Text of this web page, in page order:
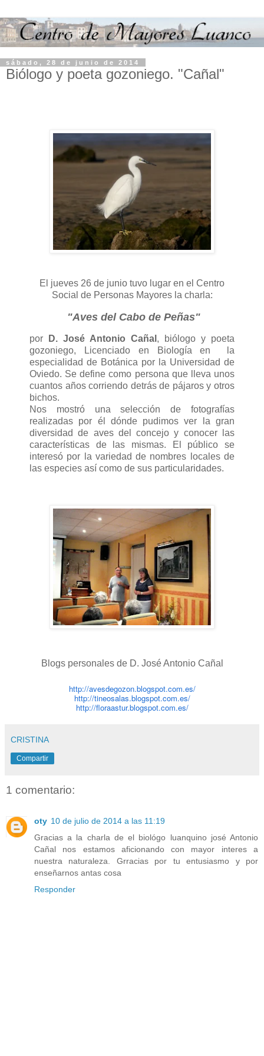
sábado, 28 de junio de 2014
Biólogo y poeta gozoniego. "Cañal"
El jueves 26 de junio tuvo lugar en el Centro
Social de Personas Mayores la charla:
"Aves del Cabo de Peñas"
por D. José Antonio Cañal , biólogo y poeta
gozoniego, Licenciado en Biología en la
especialidad de Botánica por la Universidad de
Oviedo. Se define como persona quelleva unos
cuantos años corriendo detrás de pájaros y otros
bichos.
Nos mostró una selección de fotografías
realizadas por él dónde pudimos ver la gran
diversidad de aves del concejo y conocer las
características de las mismas. El público se
interesó por la variedad de nombres locales de
las especies así como de sus particularidades.
Blogs personales de D. José Antonio Cañal
http://avesdegozon.blogspot.com.es/
http://tineosalas.blogspot.com.es/
http://floraastur.blogspot.com.es/
CRISTINA
Compartir
1 comentario:
oty 10 de julio de 2014 a las 11:19
Gracias a la charla de el biológo luanquino josé Antonio
Cañal nos estamos aficionando con mayor interes a
nuestra naturaleza. Grracias por tu entusiasmo y por
enseñarnos antas cosa
Responder